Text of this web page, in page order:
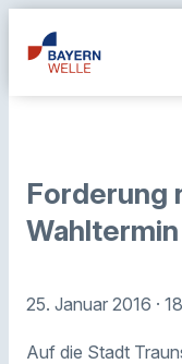
Forderung
25. Januar 2016 ·
Auf die Stadt